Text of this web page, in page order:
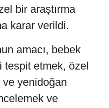
bir araştırma
karar verildi.
amacı, bebek
etmek, özel
yenidoğan
ve